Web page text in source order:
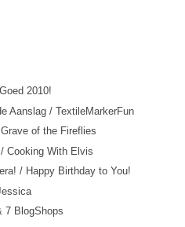
2010!
Aanslag / TextileMarkerFun
of the Fireflies
Cooking With Elvis
/ Happy Birthday to You!
7 BlogShops